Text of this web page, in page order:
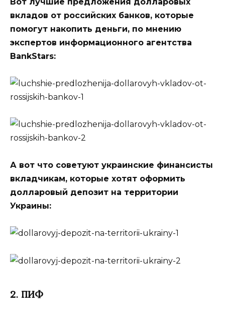
вкладов от российских банков, которые
помогут накопить деньги, по мнению
экспертов информационного агентства
BankStars:
А вот что советуют украинские финансисты
вкладчикам, которые хотят оформить
долларовый депозит на территории
Украины:
2. ПИФ